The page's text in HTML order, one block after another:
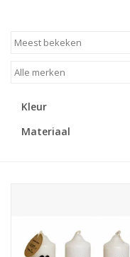
LED Kaarsen
Huisparfums
Kleur
Materiaal